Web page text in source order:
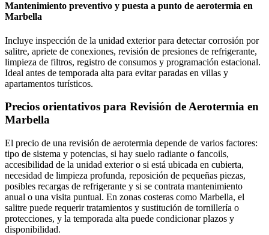
Mantenimiento preventivo y puesta a punto de aerotermia en
Marbella
Incluye inspección de la unidad exterior para detectar corrosión por
salitre, apriete de conexiones, revisión de presiones de refrigerante,
limpieza de filtros, registro de consumos y programación estacional.
Ideal antes de temporada alta para evitar paradas en villas y
apartamentos turísticos.
Precios orientativos para Revisión de Aerotermia en
Marbella
El precio de una revisión de aerotermia depende de varios factores:
tipo de sistema y potencias, si hay suelo radiante o fancoils,
accesibilidad de la unidad exterior o si está ubicada en cubierta,
necesidad de limpieza profunda, reposición de pequeñas piezas,
posibles recargas de refrigerante y si se contrata mantenimiento
anual o una visita puntual. En zonas costeras como Marbella, el
salitre puede requerir tratamientos y sustitución de tornillería o
protecciones, y la temporada alta puede condicionar plazos y
disponibilidad.